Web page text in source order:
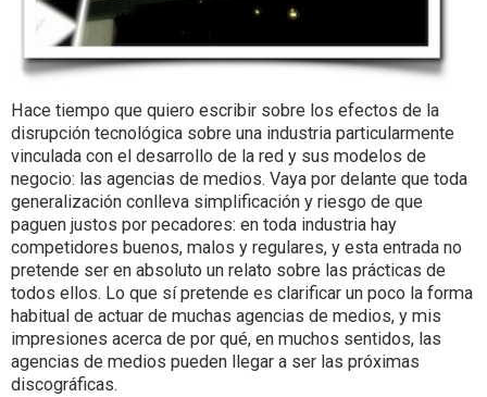
Hace tiempo que quiero escribir sobre los efectos de la
disrupción tecnológica sobre una industria particularmente
vinculada con el desarrollo de la red y sus modelos de
negocio: las agencias de medios. Vaya por delante que toda
generalización conlleva simplificación y riesgo de que
paguen justos por pecadores: en toda industria hay
competidores buenos, malos y regulares, y esta entrada no
pretende ser en absoluto un relato sobre las prácticas de
todos ellos. Lo que sí pretende es clarificar un poco la forma
habitual de actuar de muchas agencias de medios, y mis
impresiones acerca de por qué, en muchos sentidos, las
agencias de medios pueden llegar a ser las próximas
discográficas.